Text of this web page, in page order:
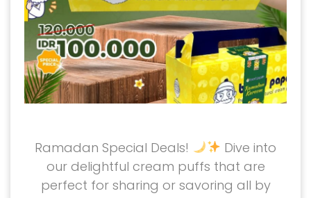
Ramadan Special Deals!
Dive into
our delightful cream puffs that are
perfect for sharing or savoring all by